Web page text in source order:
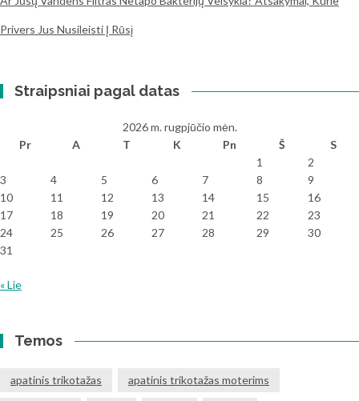
Privers Jus Nusileisti Į Rūsį
Straipsniai pagal datas
2026 m. rugpjūčio mėn.
Pr
A T K Pn Š
S
1
2
3
4 5 6 7 8
9
10
11 12 13 14 15
16
17
18 19 20 21 22
23
24
25 26 27 28 29
30
31
« Lie
Temos
apatinis trikotažas apatinis trikotažas moterims